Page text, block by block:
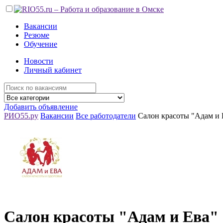
Вакансии
Резюме
Обучение
Новости
Личный кабинет
Добавить объявление
РИО55.ру Вакансии Все работодатели Салон красоты "Адам и
Салон красоты "Адам и Ева"